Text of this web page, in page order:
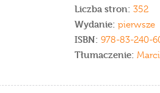
Liczba stron: 352
Wydanie: pierwsze
ISBN: 978-83-240-
Tłumaczenie: